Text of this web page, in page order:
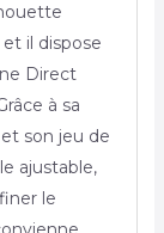
il dispose
Direct
à sa
son jeu de
ajustable,
le